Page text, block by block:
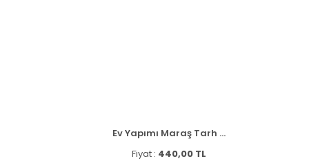
Ev Yapımı Maraş Tarh ...
Fiyat : 440,00 TL